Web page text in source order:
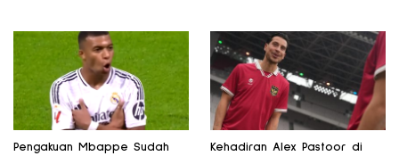
Pengakuan Mbappe Sudah
Kehadiran Alex Pastoor di